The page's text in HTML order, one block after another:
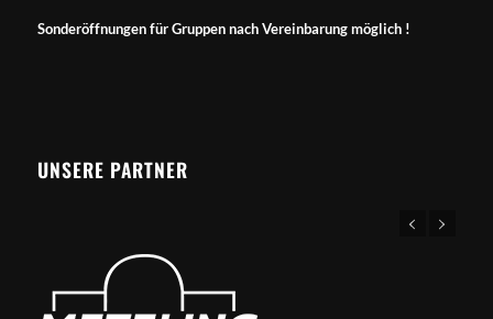
Sonderöffnungen für Gruppen nach Vereinbarung möglich !
UNSERE PARTNER